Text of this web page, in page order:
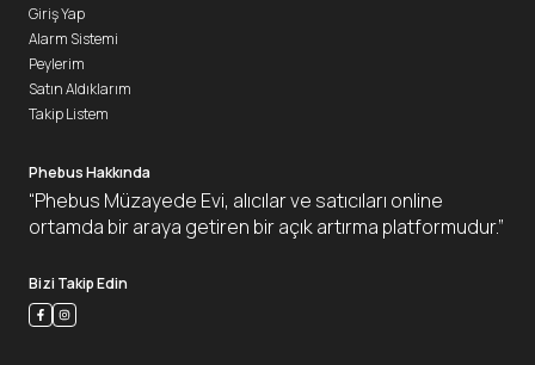
Phebus Hakkında
“Phebus Müzayede Evi, alıcılar ve satıcıları online
ortamda bir araya getiren bir açık artırma platformudur.”
Bizi Takip Edin
Giriş Yap
Alarm Sistemi
Peylerim
Satın Aldıklarım
Takip Listem